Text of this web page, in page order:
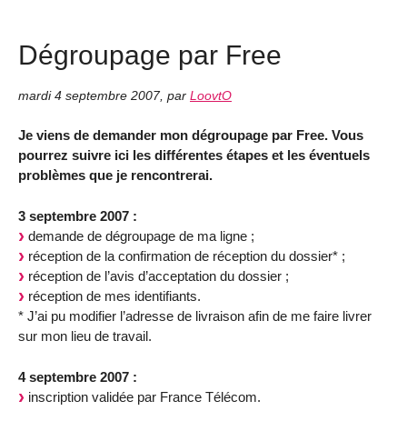
Dégroupage par Free
mardi 4 septembre 2007, par LoovtO
Je viens de demander mon dégroupage par Free. Vous
pourrez suivre ici les différentes étapes et les éventuels
problèmes que je rencontrerai.
3 septembre 2007 :
demande de dégroupage de ma ligne ;
réception de la confirmation de réception du dossier* ;
réception de l’avis d’acceptation du dossier ;
réception de mes identifiants.
* J’ai pu modifier l’adresse de livraison afin de me faire livrer
sur mon lieu de travail.
4 septembre 2007 :
inscription validée par France Télécom.